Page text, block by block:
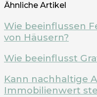
Ähnliche Artikel
Wie beeinflussen
von Häusern?
Wie beeinflusst
Kann nachhaltige
Immobilienwert